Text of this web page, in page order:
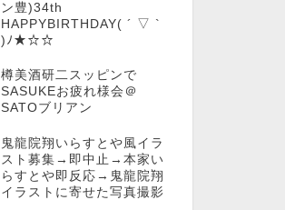
ン豊)34th
HAPPYBIRTHDAY( ´ ▽ `
)ﾉ★☆☆
樽美酒研二スッピンで
SASUKEお疲れ様会＠
SATOブリアン
鬼龍院翔いらすとや風イラ
スト募集→即中止→本家い
らすとや即反応→鬼龍院翔
イラストに寄せた写真撮影